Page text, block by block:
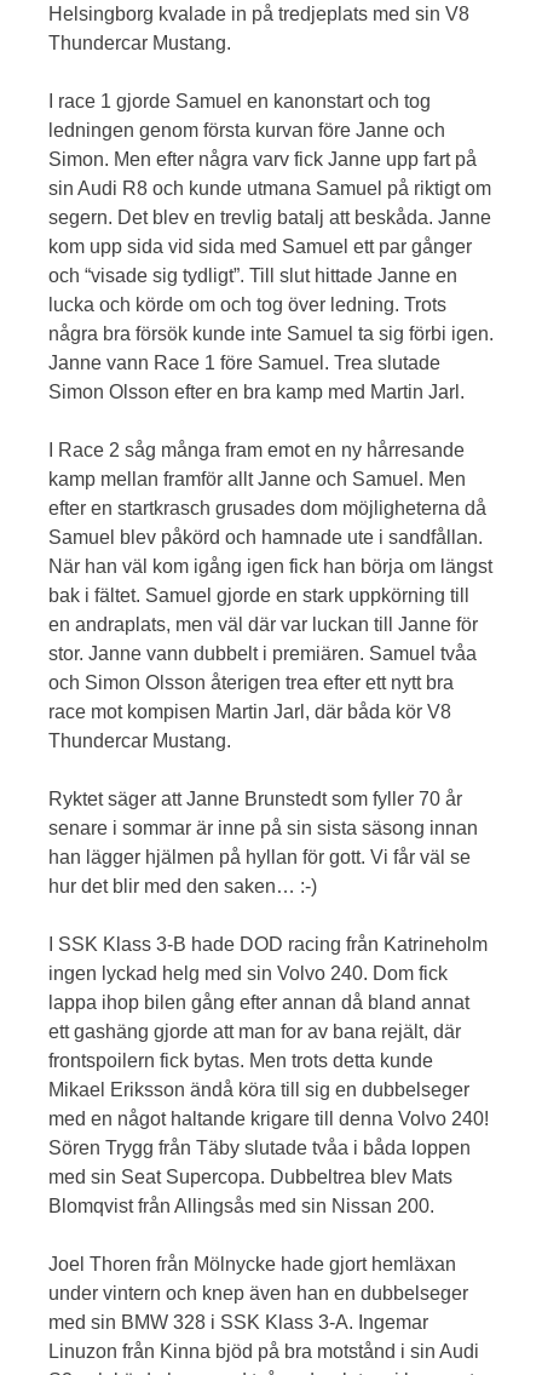
Helsingborg kvalade in på tredjeplats med sin V8
Thundercar Mustang.
I race 1 gjorde Samuel en kanonstart och tog
ledningen genom första kurvan före Janne och
Simon. Men efter några varv fick Janne upp fart på
sin Audi R8 och kunde utmana Samuel på riktigt om
segern. Det blev en trevlig batalj att beskåda. Janne
kom upp sida vid sida med Samuel ett par gånger
och “visade sig tydligt”. Till slut hittade Janne en
lucka och körde om och tog över ledning. Trots
några bra försök kunde inte Samuel ta sig förbi igen.
Janne vann Race 1 före Samuel. Trea slutade
Simon Olsson efter en bra kamp med Martin Jarl.
I Race 2 såg många fram emot en ny hårresande
kamp mellan framför allt Janne och Samuel. Men
efter en startkrasch grusades dom möjligheterna då
Samuel blev påkörd och hamnade ute i sandfållan.
När han väl kom igång igen fick han börja om längst
bak i fältet. Samuel gjorde en stark uppkörning till
en andraplats, men väl där var luckan till Janne för
stor. Janne vann dubbelt i premiären. Samuel tvåa
och Simon Olsson återigen trea efter ett nytt bra
race mot kompisen Martin Jarl, där båda kör V8
Thundercar Mustang.
Ryktet säger att Janne Brunstedt som fyller 70 år
senare i sommar är inne på sin sista säsong innan
han lägger hjälmen på hyllan för gott. Vi får väl se
hur det blir med den saken… :-)
I SSK Klass 3-B hade DOD racing från Katrineholm
ingen lyckad helg med sin Volvo 240. Dom fick
lappa ihop bilen gång efter annan då bland annat
ett gashäng gjorde att man for av bana rejält, där
frontspoilern fick bytas. Men trots detta kunde
Mikael Eriksson ändå köra till sig en dubbelseger
med en något haltande krigare till denna Volvo 240!
Sören Trygg från Täby slutade tvåa i båda loppen
med sin Seat Supercopa. Dubbeltrea blev Mats
Blomqvist från Allingsås med sin Nissan 200.
Joel Thoren från Mölnycke hade gjort hemläxan
under vintern och knep även han en dubbelseger
med sin BMW 328 i SSK Klass 3-A. Ingemar
Linuzon från Kinna bjöd på bra motstånd i sin Audi